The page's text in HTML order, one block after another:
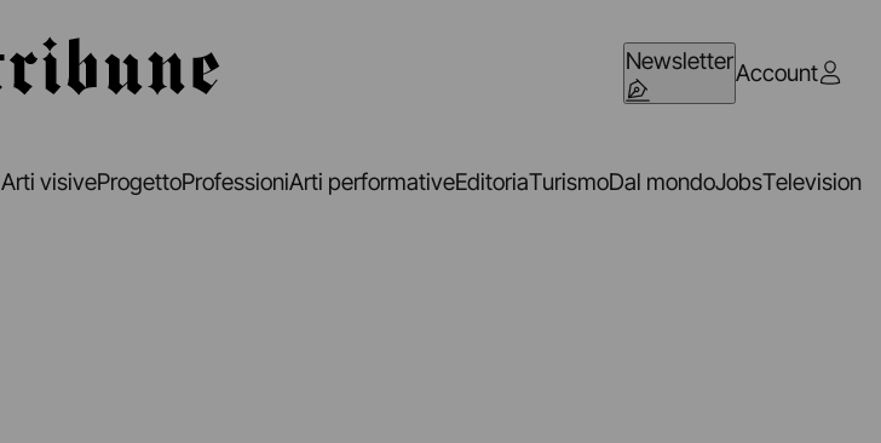
NewsletterAccount
Arti visiveProgettoProfessioniArti performativeEditoriaTurismoDal mondoJobsTelevision